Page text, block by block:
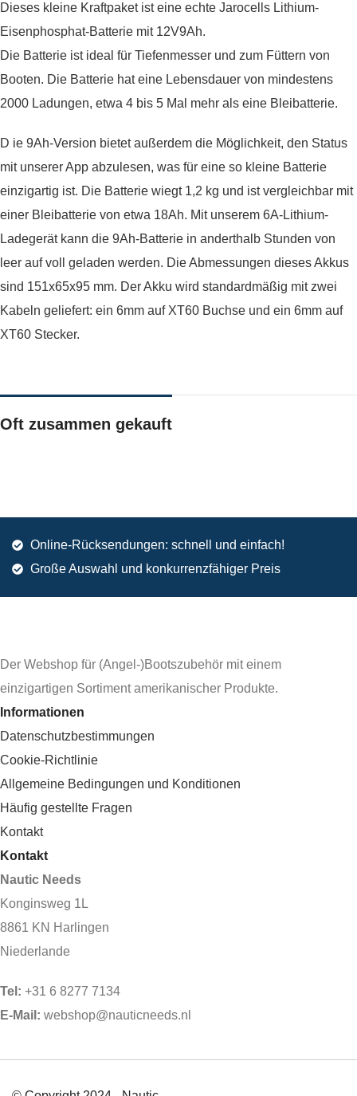
Dieses kleine Kraftpaket ist eine echte Jarocells Lithium-
Eisenphosphat-Batterie mit 12V9Ah.
Die Batterie ist ideal für Tiefenmesser und zum Füttern von
Booten. Die Batterie hat eine Lebensdauer von mindestens
2000 Ladungen, etwa 4 bis 5 Mal mehr als eine Bleibatterie.
D ie 9Ah-Version bietet außerdem die Möglichkeit, den Status
mit unserer App abzulesen, was für eine so kleine Batterie
einzigartig ist. Die Batterie wiegt 1,2 kg und ist vergleichbar mit
einer Bleibatterie von etwa 18Ah. Mit unserem 6A-Lithium-
Ladegerät kann die 9Ah-Batterie in anderthalb Stunden von
leer auf voll geladen werden. Die Abmessungen dieses Akkus
sind 151x65x95 mm. Der Akku wird standardmäßig mit zwei
Kabeln geliefert: ein 6mm auf XT60 Buchse und ein 6mm auf
XT60 Stecker.
Oft zusammen gekauft
Online-Rücksendungen: schnell und einfach!
Große Auswahl und konkurrenzfähiger Preis
Der Webshop für (Angel-)Bootszubehör mit einem
einzigartigen Sortiment amerikanischer Produkte.
Informationen
Datenschutzbestimmungen
Cookie-Richtlinie
Allgemeine Bedingungen und Konditionen
Häufig gestellte Fragen
Kontakt
Kontakt
Nautic Needs
Konginsweg 1L
8861 KN Harlingen
Niederlande
Tel: +31 6 8277 7134
E-Mail: webshop@nauticneeds.nl